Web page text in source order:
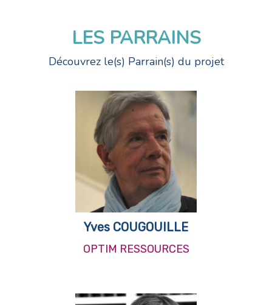
LES PARRAINS
Découvrez le(s) Parrain(s) du projet
Yves COUGOUILLE
OPTIM RESSOURCES